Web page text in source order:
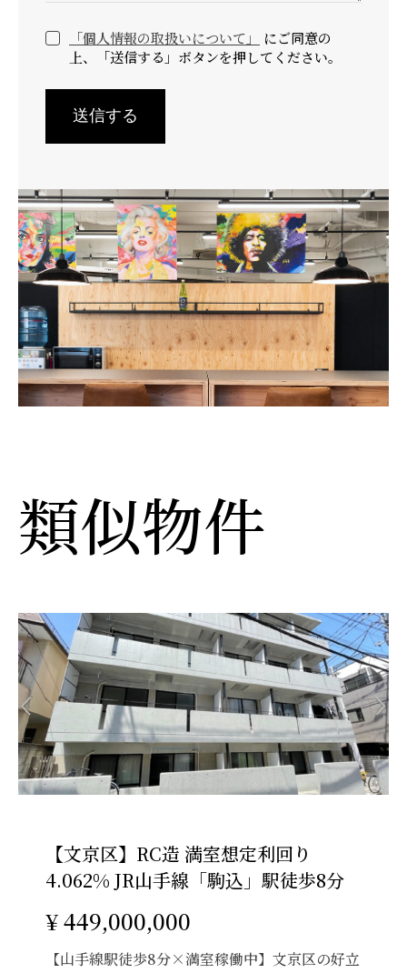
「個人情報の取扱いについて」
にご同意の
上、「送信する」ボタンを押してください。
送信する
l
t
e
r
n
t
i
v
e
:
類似物件
【文京区】RC造 満室想定利回り
4.062% JR山手線「駒込」駅徒歩8分
¥ 449,000,000
【山手線駅徒歩8分×満室稼働中】文京区の好立